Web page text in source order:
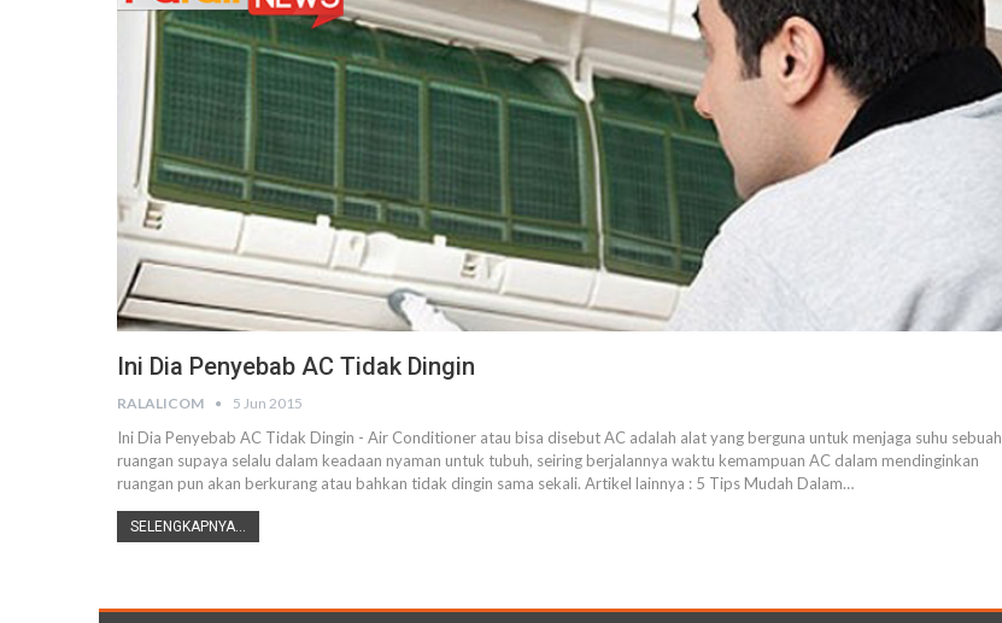
Ini Dia Penyebab AC Tidak Dingin
RALALICOM 5 Jun 2015
Ini Dia Penyebab AC Tidak Dingin - Air Conditioner atau bisa disebut AC adalah alat yang berguna untuk menjaga suhu sebuah
ruangan supaya selalu dalam keadaan nyaman untuk tubuh, seiring berjalannya waktu kemampuan AC dalam mendinginkan
ruangan pun akan berkurang atau bahkan tidak dingin sama sekali. Artikel lainnya : 5 Tips Mudah Dalam…
SELENGKAPNYA...